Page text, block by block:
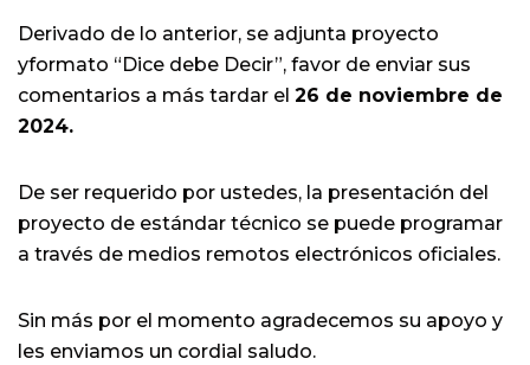
Derivado de lo anterior, se adjunta proyecto
yformato “Dice debe Decir”, favor de enviar sus
comentarios a más tardar el 26 de noviembre de
2024.
De ser requerido por ustedes, la presentación del
proyecto de estándar técnico se puede programar
a través de medios remotos electrónicos oficiales.
Sin más por el momento agradecemos su apoyo y
les enviamos un cordial saludo.